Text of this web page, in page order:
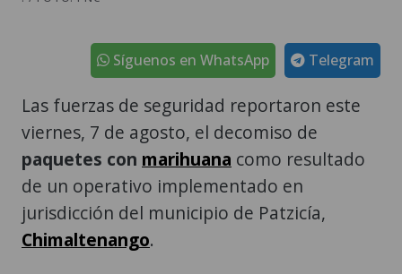
Las fuerzas de seguridad reportaron este
viernes, 7 de agosto, el decomiso de
paquetes con marihuana como resultado
de un operativo implementado en
jurisdicción del municipio de Patzicía,
Chimaltenango.
La Policía Nacional Civil (PNC) informó que